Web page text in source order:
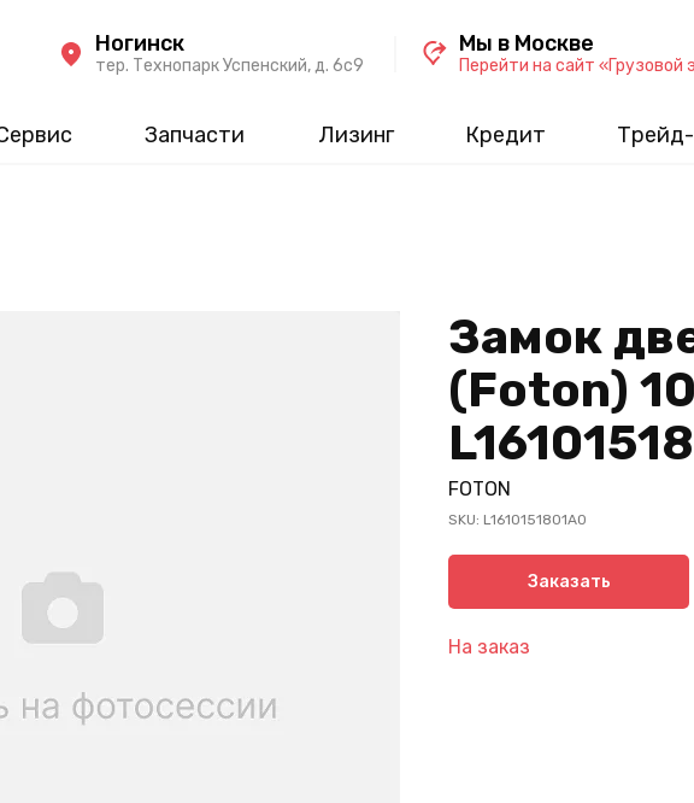
Запчасти Лизинг Кредит
тер. Технопарк Успенский, д. 6c9
Ногинск
Перейти на сайт «Грузовой
Мы в Москве
Замок
(Foton)
FOTON
SKU: L1610151801A0
Заказать
На заказ